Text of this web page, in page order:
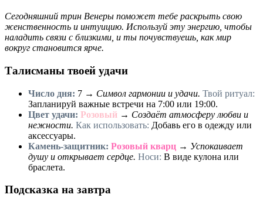
Сегодняшний трин Венеры поможет тебе раскрыть свою
женственность и интуицию. Используй эту энергию, чтобы
наладить связи с близкими, и ты почувствуешь, как мир
вокруг становится ярче.
Талисманы твоей удачи
Число дня: 7 → Символ гармонии и удачи. Твой ритуал:
Запланируй важные встречи на 7:00 или 19:00.
Цвет удачи: Розовый → Создаёт атмосферу любви и
нежности. Как использовать: Добавь его в одежду или
аксессуары.
Камень-защитник: Розовый кварц → Успокаивает
душу и открывает сердце. Носи: В виде кулона или
браслета.
Подсказка на завтра